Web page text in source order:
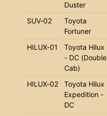
Duster
SUV-02
Toyota
Fortuner
HILUX-01
Toyota Hilux
- DC (Double
Cab)
HILUX-02
Toyota Hilux
Expedition -
DC